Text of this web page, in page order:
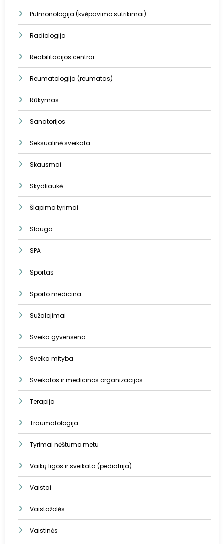
Pulmonologija (kvėpavimo sutrikimai)
Radiologija
Reabilitacijos centrai
Reumatologija (reumatas)
Rūkymas
Sanatorijos
Seksualinė sveikata
Skausmai
Skydliaukė
Šlapimo tyrimai
Slauga
SPA
Sportas
Sporto medicina
Sužalojimai
Sveika gyvensena
Sveika mityba
Sveikatos ir medicinos organizacijos
Terapija
Traumatologija
Tyrimai nėštumo metu
Vaikų ligos ir sveikata (pediatrija)
Vaistai
Vaistažolės
Vaistinės